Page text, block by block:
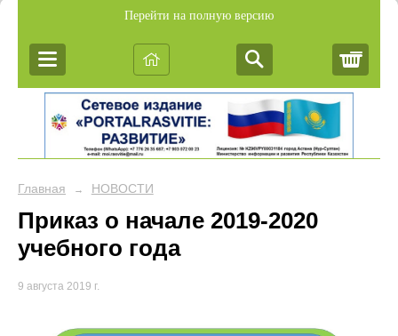
Перейти на полную версию
Главная → НОВОСТИ
Приказ о начале 2019-2020
учебного года
9 августа 2019 г.